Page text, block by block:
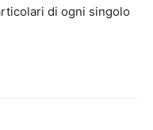
di ogni singolo